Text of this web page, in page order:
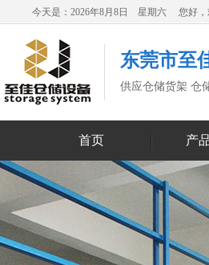
今天是：2026年8月8日 星期六 您好，
东莞市至
供应仓储货架 仓
首页 产